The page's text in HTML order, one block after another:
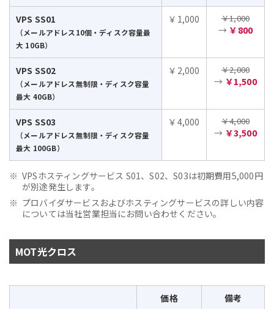
VPS SS01
（メールアドレス10個・ディスク容量最
大 10GB）
￥1,000 ￥1,000
→ ￥800
VPS SS02
（メールアドレス無制限・ディスク容量
最大 40GB）
￥2,000 ￥2,000
→ ￥1,500
VPS SS03
（メールアドレス無制限・ディスク容量
最大 100GB）
￥4,000 ￥4,000
→ ￥3,500
VPSホスティングサービス S01、S02、S03は初期費用5,000円
が別途発生します。
プロバイダサービスおよびホスティングサービスの詳しい内容
については当社営業担当にお問い合わせください。
MOT光クロス
価格 備考